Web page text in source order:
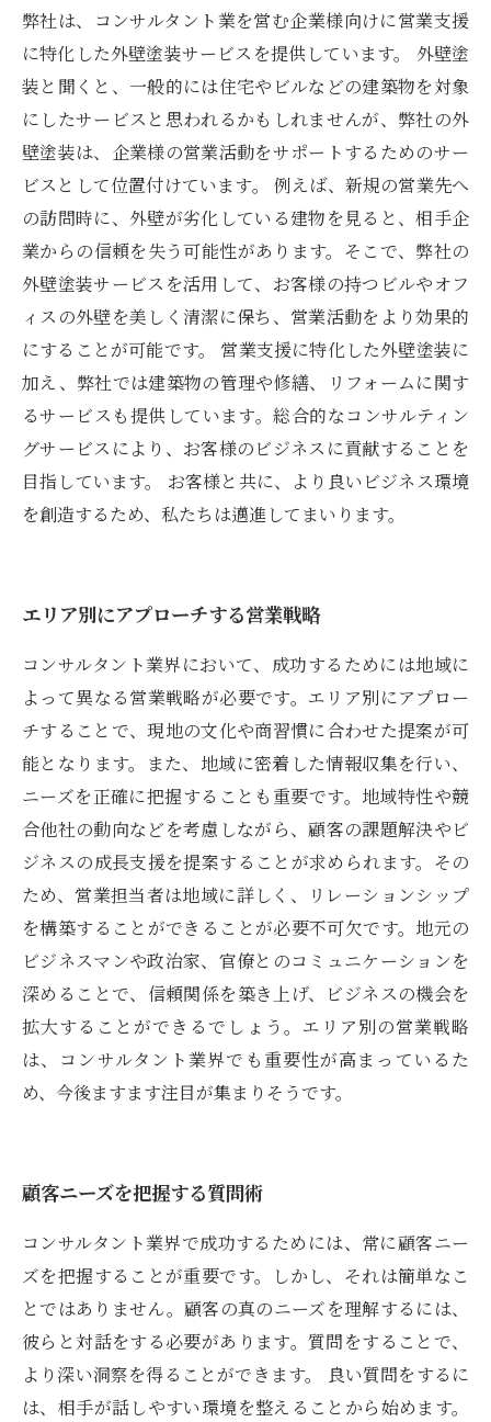
弊社は、コンサルタント業を営む企業様向けに営業支援
に特化した外壁塗装サービスを提供しています。 外壁塗
装と聞くと、一般的には住宅やビルなどの建築物を対象
にしたサービスと思われるかもしれませんが、弊社の外
壁塗装は、企業様の営業活動をサポートするためのサー
ビスとして位置付けています。 例えば、新規の営業先へ
の訪問時に、外壁が劣化している建物を見ると、相手企
業からの信頼を失う可能性があります。そこで、弊社の
外壁塗装サービスを活用して、お客様の持つビルやオフ
ィスの外壁を美しく清潔に保ち、営業活動をより効果的
にすることが可能です。 営業支援に特化した外壁塗装に
加え、弊社では建築物の管理や修繕、リフォームに関す
るサービスも提供しています。総合的なコンサルティン
グサービスにより、お客様のビジネスに貢献することを
目指しています。 お客様と共に、より良いビジネス環境
を創造するため、私たちは邁進してまいります。
エリア別にアプローチする営業戦略
コンサルタント業界において、成功するためには地域に
よって異なる営業戦略が必要です。エリア別にアプロー
チすることで、現地の文化や商習慣に合わせた提案が可
能となります。また、地域に密着した情報収集を行い、
ニーズを正確に把握することも重要です。地域特性や競
合他社の動向などを考慮しながら、顧客の課題解決やビ
ジネスの成長支援を提案することが求められます。その
ため、営業担当者は地域に詳しく、リレーションシップ
を構築することができることが必要不可欠です。地元の
ビジネスマンや政治家、官僚とのコミュニケーションを
深めることで、信頼関係を築き上げ、ビジネスの機会を
拡大することができるでしょう。エリア別の営業戦略
は、コンサルタント業界でも重要性が高まっているた
め、今後ますます注目が集まりそうです。
顧客ニーズを把握する質問術
コンサルタント業界で成功するためには、常に顧客ニー
ズを把握することが重要です。しかし、それは簡単なこ
とではありません。顧客の真のニーズを理解するには、
彼らと対話をする必要があります。質問をすることで、
より深い洞察を得ることができます。 良い質問をするに
は、相手が話しやすい環境を整えることから始めます。